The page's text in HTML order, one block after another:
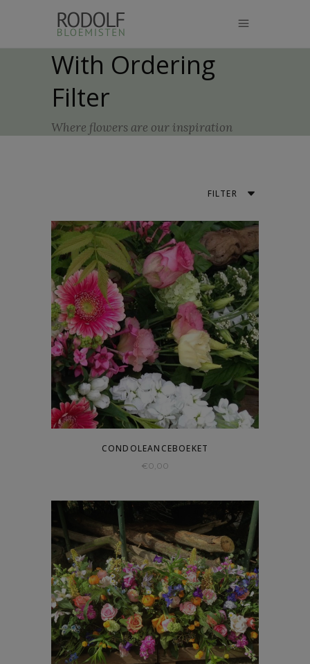
With Ordering
Filter
Where flowers are our inspiration
FILTER
Default
Popularity
Average Rating
Newness
Price: Low To High
Price: High To Low
€518-€777
€777-€1036
1036€+
CONDOLEANCEBOEKET
€ 0,00